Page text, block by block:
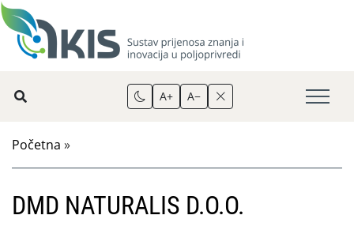
A+ A−
Početna »
DMD NATURALIS D.O.O.